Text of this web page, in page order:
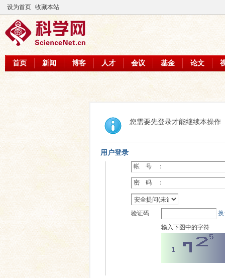
设为首页 收藏本站
首页 新闻 博客 人才 会议 基金 论文
您需要先登录才能继续本操作
用户登录
帐 号 ：
密 码 ：
验证码
输入下图中的字符